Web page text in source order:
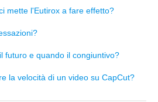
mette l'Eutirox a fare effetto?
futuro e quando il congiuntivo?
la velocità di un video su CapCut?